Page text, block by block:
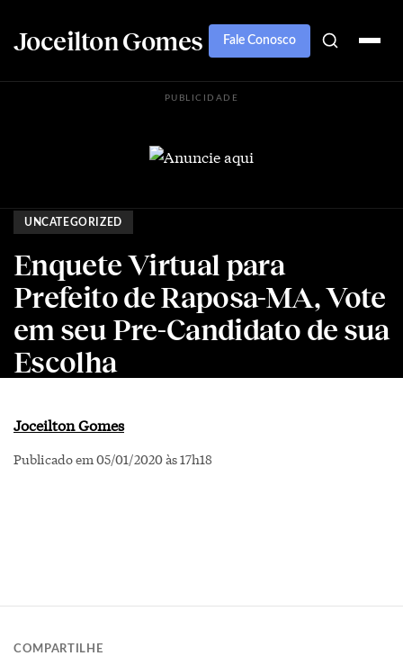
Joceilton Gomes Fale Conosco
PUBLICIDADE
UNCATEGORIZED
Enquete Virtual para
Prefeito de Raposa-MA, Vote
em seu Pre-Candidato de sua
Escolha
Joceilton Gomes
Publicado em 05/01/2020 às 17h18
COMPARTILHE